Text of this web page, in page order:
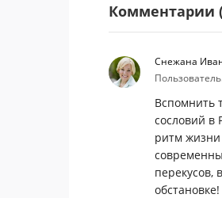
Комментарии
Снежана
Вспомнить
сословий в
ритм
перекусов,